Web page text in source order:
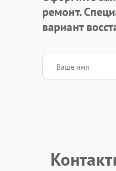
ремонт.
вариант